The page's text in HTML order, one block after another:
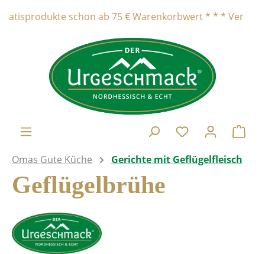
springenschon ab 75 € Warenkorbwert * * *
Omas Gute Küche Gerichte mit Geflügelfleisch
Geflügelbrühe